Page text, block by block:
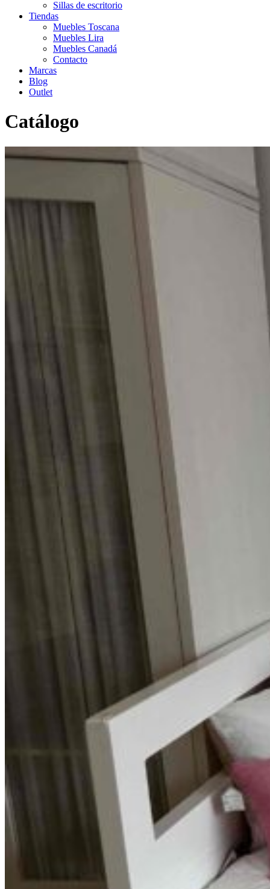
Sillas de escritorio
Tiendas
Muebles Toscana
Muebles Lira
Muebles Canadá
Contacto
Marcas
Blog
Outlet
Catálogo
Dormitorio juvenil DLP lacado